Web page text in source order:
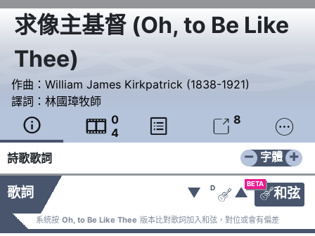
求像主基督 (Oh, to Be Like
Thee)
作曲： William James Kirkpatrick (1838-1921)
譯詞： 林國璋牧師
  0
4
  8 
詩歌歌詞 − +
字體
歌詞
BETA
和弦
▼ D
 ▲
系統按 Oh, to Be Like Thee 版本比對歌詞加入和弦，對位或會有偏差